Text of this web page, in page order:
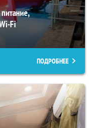
Fi
ПОДРОБНЕЕ